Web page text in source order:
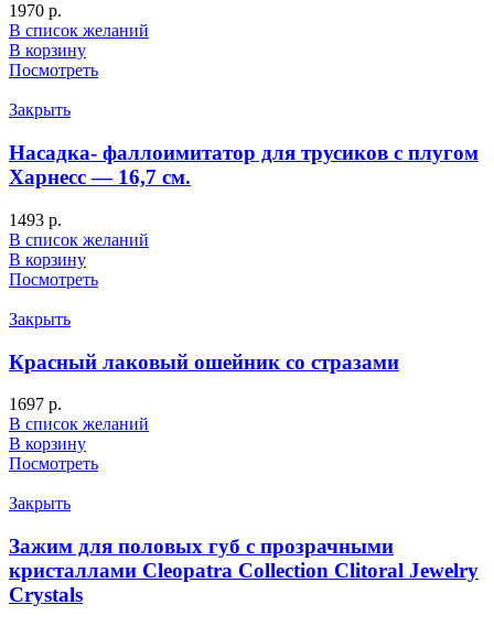
1970 р.
В список желаний
В корзину
Посмотреть
Закрыть
Насадка- фаллоимитатор для трусиков с плугом
Харнесс — 16,7 см.
1493 р.
В список желаний
В корзину
Посмотреть
Закрыть
Красный лаковый ошейник со стразами
1697 р.
В список желаний
В корзину
Посмотреть
Закрыть
Зажим для половых губ с прозрачными
кристаллами Cleopatra Collection Clitoral Jewelry
Crystals